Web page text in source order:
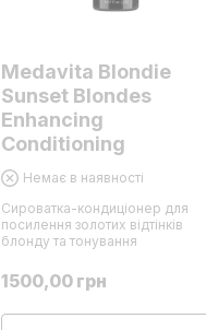
Medavita Blondie
Sunset Blondes
Enhancing
Conditioning
Немає в наявності
Сироватка-кондиціонер для
посилення золотих відтінків
блонду та тонування
1500,00 грн